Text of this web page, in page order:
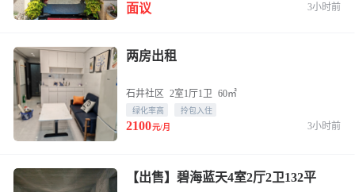
面议 3小时前
两房出租
石井社区 2室1厅1卫 60㎡
绿化率高 拎包入住
2100元/月 3小时前
【出售】碧海蓝天4室2厅2卫132平